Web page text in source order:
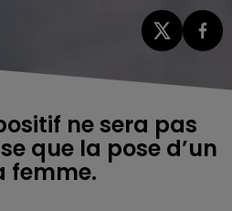
ne sera pas
que la pose d’un
femme.